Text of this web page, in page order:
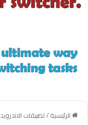
الرئيسية/تطبيقات الاندرويد